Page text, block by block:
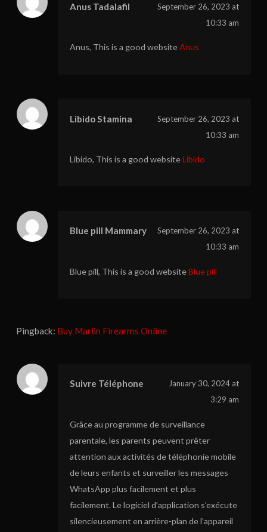
Anus Tadalafil
September 26, 2023 at
10:33 am
Anus, This is a good websiteAnus
Libido Stamina
September 26, 2023 at
10:33 am
Libido, This is a good websiteLibido
Blue pill Mammary
September 26, 2023 at
10:33 am
Blue pill, This is a good websiteBlue pill
Pingback: Buy Marlin Firearms Online
Suivre Téléphone
January 30, 2024 at
3:29 am
Grâce au programme de surveillance
parentale, les parents peuvent prêter
attention aux activités de téléphonie mobile
de leurs enfants et surveiller les messages
WhatsApp plus facilement et plus
facilement. Le logiciel d’application s’exécute
silencieusement en arrière-plan de l’appareil